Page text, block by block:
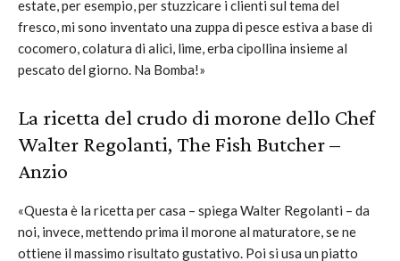
estate, per esempio, per stuzzicare i clienti sul tema del
fresco, mi sono inventato una zuppa di pesce estiva a base di
cocomero, colatura di alici, lime, erba cipollina insieme al
pescato del giorno. Na Bomba!»
La ricetta del crudo di morone dello Chef
Walter Regolanti, The Fish Butcher –
Anzio
«Questa è la ricetta per casa – spiega Walter Regolanti – da
noi, invece, mettendo prima il morone al maturatore, se ne
ottiene il massimo risultato gustativo. Poi si usa un piatto